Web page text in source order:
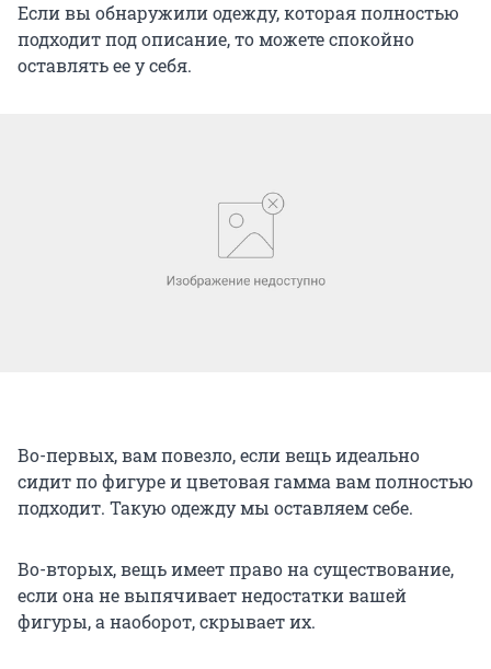
Если вы обнаружили одежду, которая полностью
подходит под описание, то можете спокойно
оставлять ее у себя.
Во-первых, вам повезло, если вещь идеально
сидит по фигуре и цветовая гамма вам полностью
подходит. Такую одежду мы оставляем себе.
Во-вторых, вещь имеет право на существование,
если она не выпячивает недостатки вашей
фигуры, а наоборот, скрывает их.